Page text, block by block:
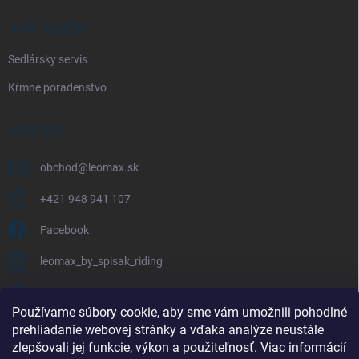
Používame súbory cookie, aby sme vám umožnili pohodlné
prehliadanie webovej stránky a vďaka analýze neustále
zlepšovali jej funkcie, výkon a použiteľnosť. Viac informácií
NAŠE SLUŽBY
Sedlársky servis
Kŕmne poradenstvo
KONTAKT
obchod@ leomax.sk
+421 948 941 107
Facebook
leomax_by_spisak_riding
FACEBOOK